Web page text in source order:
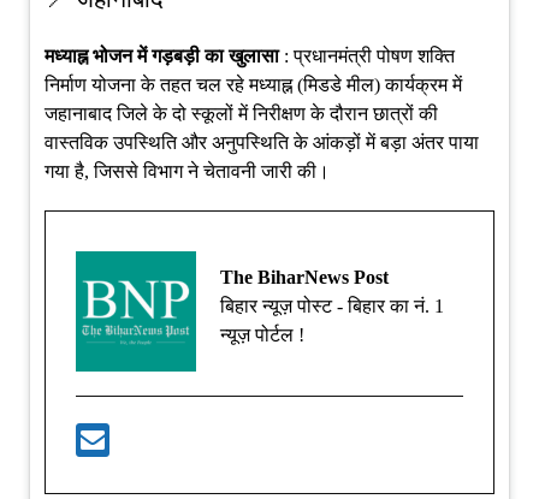
मध्याह्न भोजन में गड़बड़ी का खुलासा: प्रधानमंत्री पोषण शक्ति
निर्माण योजना के तहत चल रहे मध्याह्न (मिडडे मील) कार्यक्रम में
जहानाबाद जिले के दो स्कूलों में निरीक्षण के दौरान छात्रों की
वास्तविक उपस्थिति और अनुपस्थिति के आंकड़ों में बड़ा अंतर पाया
गया है, जिससे विभाग ने चेतावनी जारी की।
The BiharNews Post
बिहार न्यूज़ पोस्ट - बिहार का नं. 1
न्यूज़ पोर्टल !